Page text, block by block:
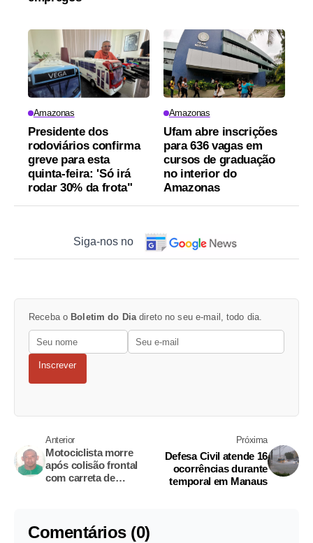
Amazonas
Presidente dos
rodoviários confirma
greve para esta
quinta-feira: 'Só irá
rodar 30% da frota"
Amazonas
Ufam abre inscrições
para 636 vagas em
cursos de graduação
no interior do
Amazonas
Siga-nos no
Receba o Boletim do Dia direto no seu e-mail, todo dia.
Inscrever
Anterior
Motociclista morre
após colisão frontal
com carreta de
Próxima
Defesa Civil atende 16
ocorrências durante
temporal em Manaus
Comentários (0)